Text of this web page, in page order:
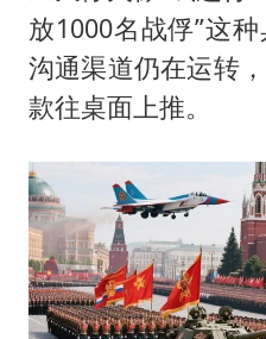
放1000名战俘”这
沟通渠道仍在运转
款往桌面上推。